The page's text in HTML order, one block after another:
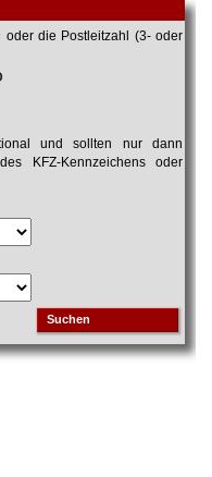
die Postleitzahl (3- oder
und sollten nur dann
KFZ-Kennzeichens oder
Suchen